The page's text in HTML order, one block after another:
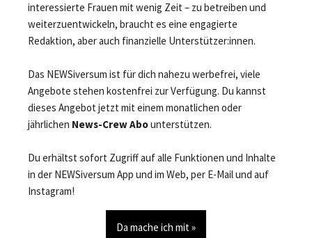
interessierte Frauen mit wenig Zeit – zu betreiben und
weiterzuentwickeln, braucht es eine engagierte
Redaktion, aber auch finanzielle Unterstützer:innen.
Das NEWSiversum ist für dich nahezu werbefrei, viele
Angebote stehen kostenfrei zur Verfügung. Du kannst
dieses Angebot jetzt mit einem monatlichen oder
jährlichen News-Crew Abounterstützen.
Du erhältst sofort Zugriff auf alle Funktionen und Inhalte
in der NEWSiversum App und im Web, per E-Mail und auf
Instagram!
Da mache ich mit »